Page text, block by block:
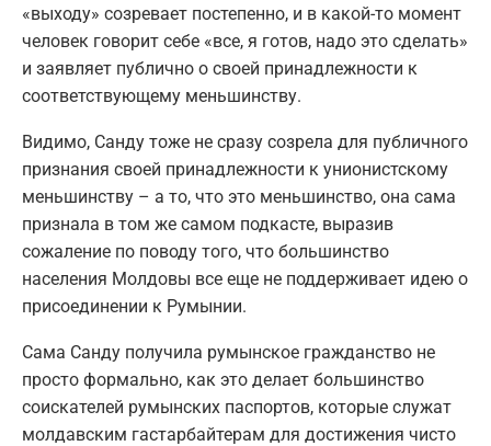
«выходу» созревает постепенно, и в какой-то момент
человек говорит себе «все, я готов, надо это сделать»
и заявляет публично о своей принадлежности к
соответствующему меньшинству.
Видимо, Санду тоже не сразу созрела для публичного
признания своей принадлежности к унионистскому
меньшинству – а то, что это меньшинство, она сама
признала в том же самом подкасте, выразив
сожаление по поводу того, что большинство
населения Молдовы все еще не поддерживает идею о
присоединении к Румынии.
Сама Санду получила румынское гражданство не
просто формально, как это делает большинство
соискателей румынских паспортов, которые служат
молдавским гастарбайтерам для достижения чисто